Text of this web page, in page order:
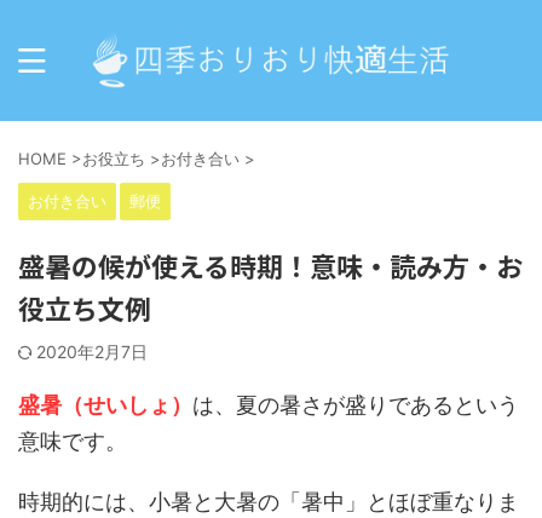
HOME >お役立ち >お付き合い >
お付き合い 郵便
盛暑の候が使える時期！意味・読み方・お
役立ち文例
2020年2月7日
盛暑（せいしょ） は、夏の暑さが盛りであるという
意味です。
時期的には、小暑と大暑の「暑中」とほぼ重なりま